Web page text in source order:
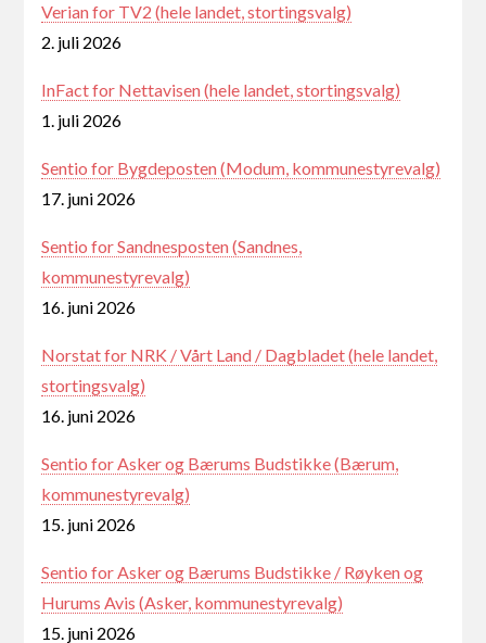
Verian for TV2 (hele landet, stortingsvalg)
2. juli 2026
InFact for Nettavisen (hele landet, stortingsvalg)
1. juli 2026
Sentio for Bygdeposten (Modum, kommunestyrevalg)
17. juni 2026
Sentio for Sandnesposten (Sandnes,
kommunestyrevalg)
16. juni 2026
Norstat for NRK / Vårt Land / Dagbladet (hele landet,
stortingsvalg)
16. juni 2026
Sentio for Asker og Bærums Budstikke (Bærum,
kommunestyrevalg)
15. juni 2026
Sentio for Asker og Bærums Budstikke / Røyken og
Hurums Avis (Asker, kommunestyrevalg)
15. juni 2026